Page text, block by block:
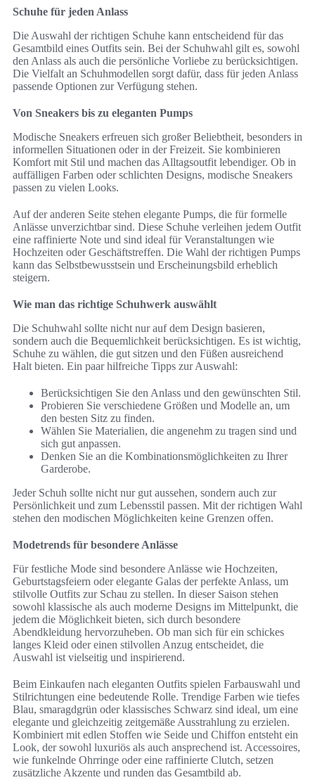
Schuhe für jeden Anlass
Die Auswahl der richtigen Schuhe kann entscheidend für das
Gesamtbild eines Outfits sein. Bei der Schuhwahl gilt es, sowohl
den Anlass als auch die persönliche Vorliebe zu berücksichtigen.
Die Vielfalt an Schuhmodellen sorgt dafür, dass für jeden Anlass
passende Optionen zur Verfügung stehen.
Von Sneakers bis zu eleganten Pumps
Modische Sneakers erfreuen sich großer Beliebtheit, besonders in
informellen Situationen oder in der Freizeit. Sie kombinieren
Komfort mit Stil und machen das Alltagsoutfit lebendiger. Ob in
auffälligen Farben oder schlichten Designs, modische Sneakers
passen zu vielen Looks.
Auf der anderen Seite stehen elegante Pumps, die für formelle
Anlässe unverzichtbar sind. Diese Schuhe verleihen jedem Outfit
eine raffinierte Note und sind ideal für Veranstaltungen wie
Hochzeiten oder Geschäftstreffen. Die Wahl der richtigen Pumps
kann das Selbstbewusstsein und Erscheinungsbild erheblich
steigern.
Wie man das richtige Schuhwerk auswählt
Die Schuhwahl sollte nicht nur auf dem Design basieren,
sondern auch die Bequemlichkeit berücksichtigen. Es ist wichtig,
Schuhe zu wählen, die gut sitzen und den Füßen ausreichend
Halt bieten. Ein paar hilfreiche Tipps zur Auswahl:
Berücksichtigen Sie den Anlass und den gewünschten Stil.
Probieren Sie verschiedene Größen und Modelle an, um
den besten Sitz zu finden.
Wählen Sie Materialien, die angenehm zu tragen sind und
sich gut anpassen.
Denken Sie an die Kombinationsmöglichkeiten zu Ihrer
Garderobe.
Jeder Schuh sollte nicht nur gut aussehen, sondern auch zur
Persönlichkeit und zum Lebensstil passen. Mit der richtigen Wahl
stehen den modischen Möglichkeiten keine Grenzen offen.
Modetrends für besondere Anlässe
Für festliche Mode sind besondere Anlässe wie Hochzeiten,
Geburtstagsfeiern oder elegante Galas der perfekte Anlass, um
stilvolle Outfits zur Schau zu stellen. In dieser Saison stehen
sowohl klassische als auch moderne Designs im Mittelpunkt, die
jedem die Möglichkeit bieten, sich durch besondere
Abendkleidung hervorzuheben. Ob man sich für ein schickes
langes Kleid oder einen stilvollen Anzug entscheidet, die
Auswahl ist vielseitig und inspirierend.
Beim Einkaufen nach eleganten Outfits spielen Farbauswahl und
Stilrichtungen eine bedeutende Rolle. Trendige Farben wie tiefes
Blau, smaragdgrün oder klassisches Schwarz sind ideal, um eine
elegante und gleichzeitig zeitgemäße Ausstrahlung zu erzielen.
Kombiniert mit edlen Stoffen wie Seide und Chiffon entsteht ein
Look, der sowohl luxuriös als auch ansprechend ist. Accessoires,
wie funkelnde Ohrringe oder eine raffinierte Clutch, setzen
zusätzliche Akzente und runden das Gesamtbild ab.